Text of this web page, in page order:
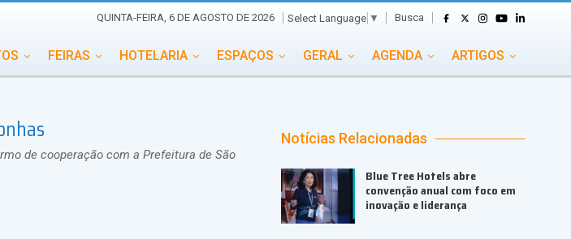
QUINTA-FEIRA, 6 DE AGOSTO DE 2026 Select Language ▼ Busca
FEIRAS HOTELARIA ESPAÇOS GERAL AGENDA ARTIGOS
DE EVENTOS PORTAL EVENTOS TV TRANSPORTES
TURISMO VAI E VEM
de cooperação com a Prefeitura de São
Notícias Relacionadas
Blue Tree Hotels abre
convenção anual com foco em
inovação e liderança